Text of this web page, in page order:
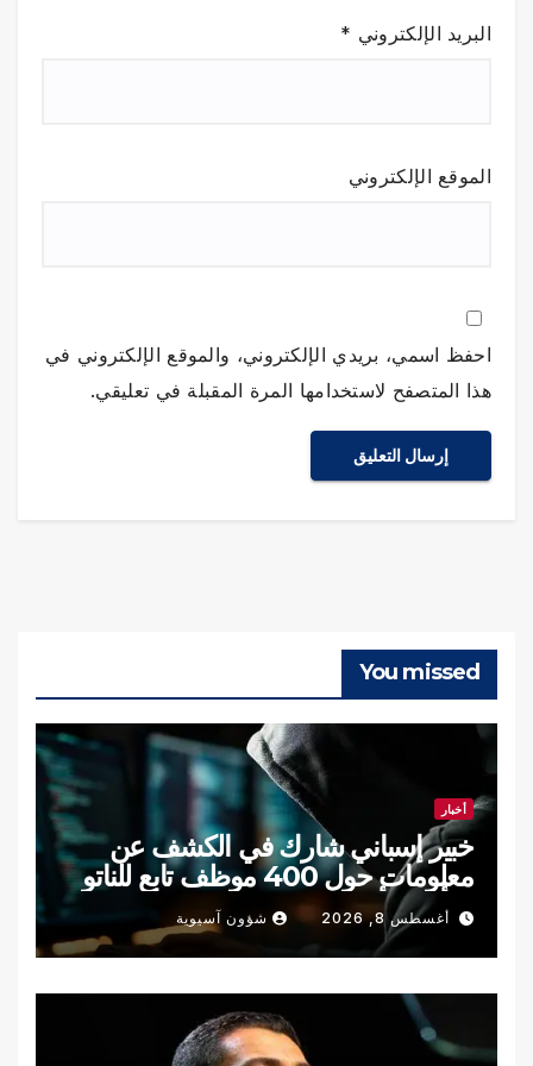
البريد الإلكتروني *
الموقع الإلكتروني
احفظ اسمي، بريدي الإلكتروني، والموقع الإلكتروني في
هذا المتصفح لاستخدامها المرة المقبلة في تعليقي.
You missed
أخبار
خبير إسباني شارك في الكشف عن
معلومات حول 400 موظف تابع للناتو
والأمن الأوكراني
أغسطس 8, 2026 شؤون آسيوية